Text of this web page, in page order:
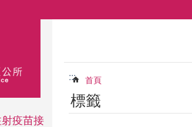
疫苗接
::: 首頁
標籤